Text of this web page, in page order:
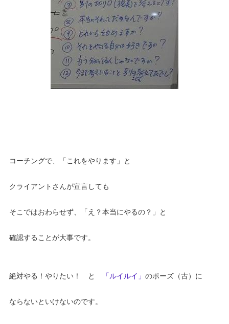
コーチングで、「これをやります」と
クライアントさんが宣言しても
そこではおわらせず、「え？本当にやるの？」と
確認することが大事です。
絶対やる！やりたい！ と 「ルイルイ」のポーズ（古）に
ならないといけないのです。